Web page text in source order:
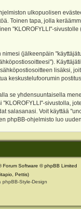
ulkopuolisen
Toinen tapa, jolla
"KLOROFYLLI"-
(jälkeenpäin
lisäksi,
keskustelufoorumin
se yhdensuuntaisella
sivustolla,
salasanasi. Voit käyttää
phpBB-ohjelmisto luo
Forum Software © phpBB Limited
Pettis)
phpBB-Style-Design